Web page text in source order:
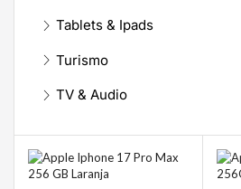
Tablets & Ipads
Turismo
TV & Audio